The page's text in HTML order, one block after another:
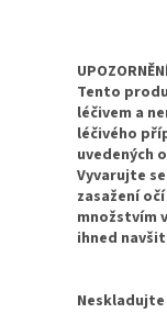
Tento
léčivem a
léčivého
uvedených
Vyvarujte
zasažení
množstvím
ihned